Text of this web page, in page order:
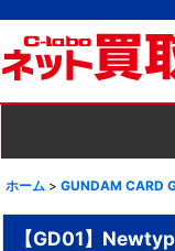
ホーム > GUNDAM CARD
【GD01】